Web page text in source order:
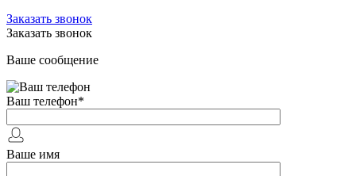
Заказать звонок
Заказать звонок
Ваше сообщение
Ваш телефон*
Ваше имя